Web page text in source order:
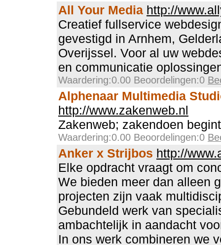
All Your Media http://
Creatief fullservice
gevestigd in Arnhem,
Overijssel. Voor al uw
en communicatie
Waardering:0.00 Beoordelingen:0
Alphenaar Multimedia
http://www.zakenweb.nl
Zakenweb; zakendoen
Waardering:0.00 Beoordelingen:0
Anker x Strijbos http://
Elke opdracht vraagt om
We bieden meer dan alleen
projecten zijn vaak
Gebundeld werk van
ambachtelijk in aandacht
In ons werk combineren we